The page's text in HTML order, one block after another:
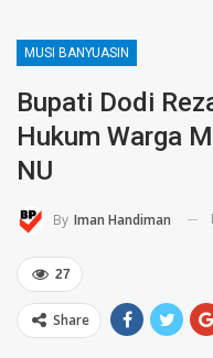
MUSI BANYUASIN
Bupati Dodi
Hukum Warga
NU
By Iman Handiman
27
Share